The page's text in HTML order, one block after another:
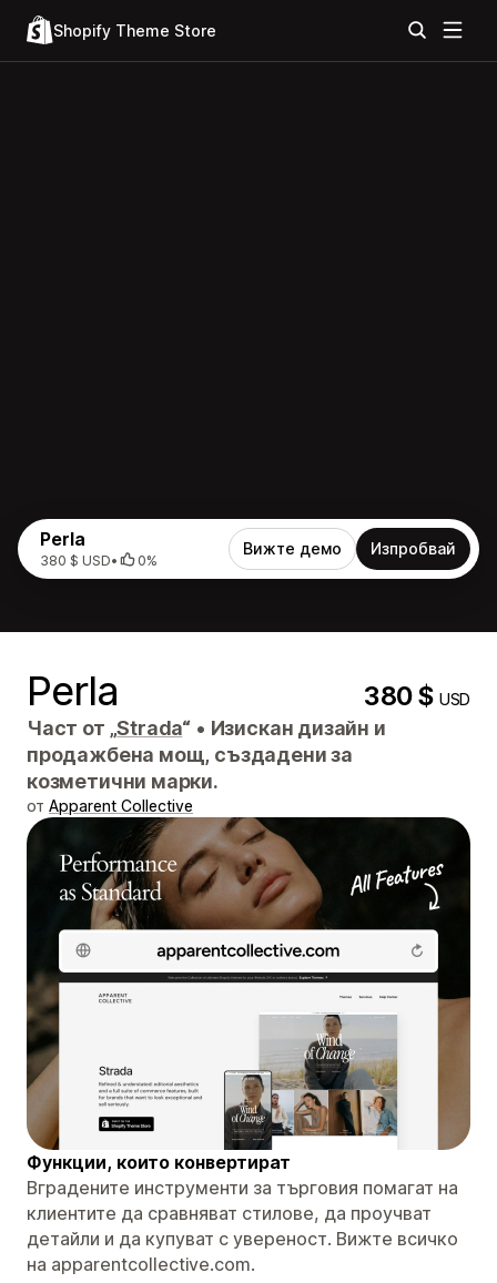
Shopify Theme Store
Perla
380 $ USD• 0%
Вижте демо Изпробвай
Perla 380 $USD
Част от „Strada“ • Изискан дизайн и
продажбена мощ, създадени за
козметични марки.
от Apparent Collective
Функции, които конвертират
Вградените инструменти за търговия помагат на
клиентите да сравняват стилове, да проучват
детайли и да купуват с увереност. Вижте всичко
на apparentcollective.com.